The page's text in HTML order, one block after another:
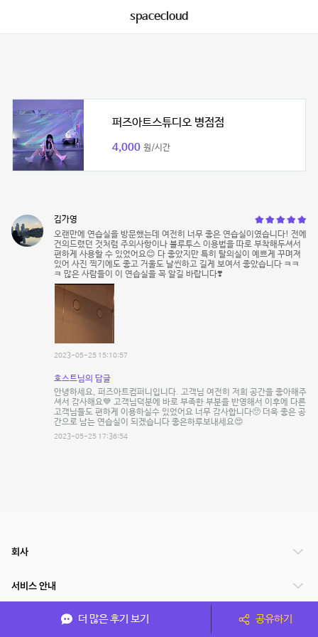
spacecloud
퍼즈아트스튜디오 병점점
4,000 원/시간
김가영
오랜만에 연습실을 방문했는데 여전히 너무 좋은 연습실이였습니다! 전에
건의드렸던 것처럼 주의사항이나 블루투스 이용법을 따로 부착해두셔서
편하게 사용할 수 있었어요😊 다 좋았지만 특히 탈의실이 예쁘게 꾸며져
있어 사진 찍기에도 좋고 거울도 날씬하고 길게 보여서 좋았습니다 ㅋㅋ
ㅋ 많은 사람들이 이 연습실을 꼭 알길 바랍니다❣️
2023-05-25 15:10:57
호스트님의 답글
안녕하세요, 퍼즈아트컴퍼니입니다. 고객님 여전히 저희 공간을 좋아해주
셔서 감사해요💙 고객님덕분에 바로 부족한 부분을 반영해서 이후에 다른
고객님들도 편하게 이용하실수 있었어요 너무 감사합니다🥺 더욱 좋은 공
간으로 남는 연습실이 되겠습니다 좋은하루보내세요😍
2023-05-25 17:36:54
더 많은 후기 보기 공유하기
회사
서비스 안내